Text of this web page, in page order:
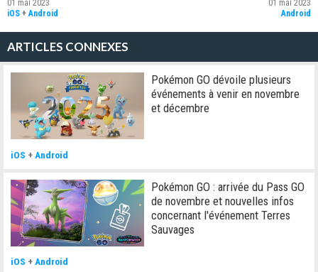
01 mai 2023
iOS +Android
01 mai 2023
Android
ARTICLES CONNEXES
Pokémon GO dévoile plusieurs
événements à venir en novembre
et décembre
iOS + Android
Pokémon GO : arrivée du Pass GO
de novembre et nouvelles infos
concernant l'événement Terres
Sauvages
iOS + Android